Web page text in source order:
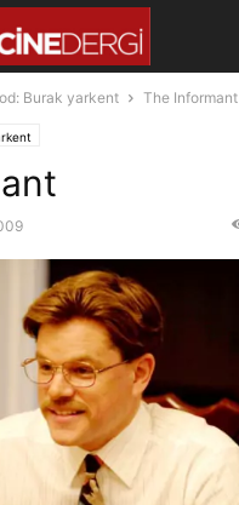
Burak yarkent The Informant